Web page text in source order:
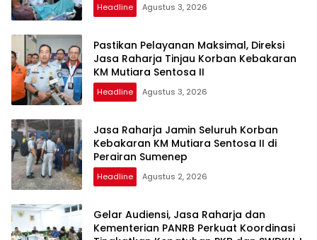
Headline Agustus 3, 2026
Pastikan Pelayanan Maksimal, Direksi
Jasa Raharja Tinjau Korban Kebakaran
KM Mutiara Sentosa II
Headline Agustus 3, 2026
Jasa Raharja Jamin Seluruh Korban
Kebakaran KM Mutiara Sentosa II di
Perairan Sumenep
Headline Agustus 2, 2026
Gelar Audiensi, Jasa Raharja dan
Kementerian PANRB Perkuat Koordinasi